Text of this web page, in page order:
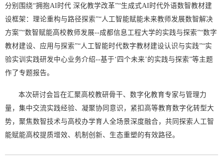
分别围绕“拥抱AI时代 深化教学改革”“生成式AI时代外语数智教材建
设框架：理论重构与路径探索”“人工智能赋能未来教师发展数智解决
方案”“数智赋能高校教师发展--成都信息工程大学的实践与探索”“数字
教材建设、应用与探索”“人工智能时代数字教材建设认识与实践”“实
验实训实践研发中心业务介绍--基于‘四个未来’的实践与探索”等主题
作了专题报告。
本次研讨会旨在汇聚高校教研骨干、数字化教育专家与管理力
量，集中交流实践经验、凝聚协同意识，紧扣高等教育数字化转型大
势，聚焦数智技术与高校办学育人全场景深度融合，共同探索人工智
能赋能高校提质增效、机制创新、生态重塑的有效路径。